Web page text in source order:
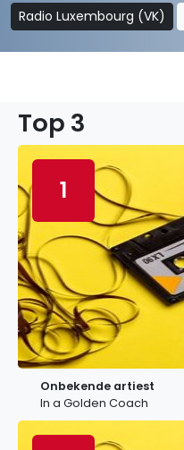
Radio Luxembourg (VK)
Top 3
1
Onbekende artiest
In a Golden Coach